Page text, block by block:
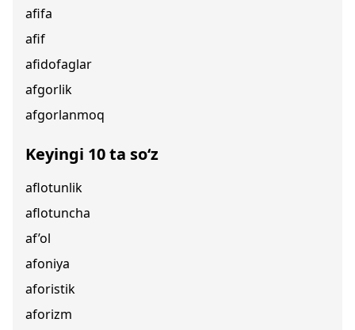
afifa
afif
afidofaglar
afgorlik
afgorlanmoq
Keyingi 10 ta so‘z
aflotunlik
aflotuncha
af’ol
afoniya
aforistik
aforizm